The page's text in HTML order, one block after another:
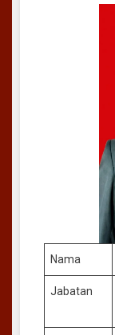
Nama
Jabatan